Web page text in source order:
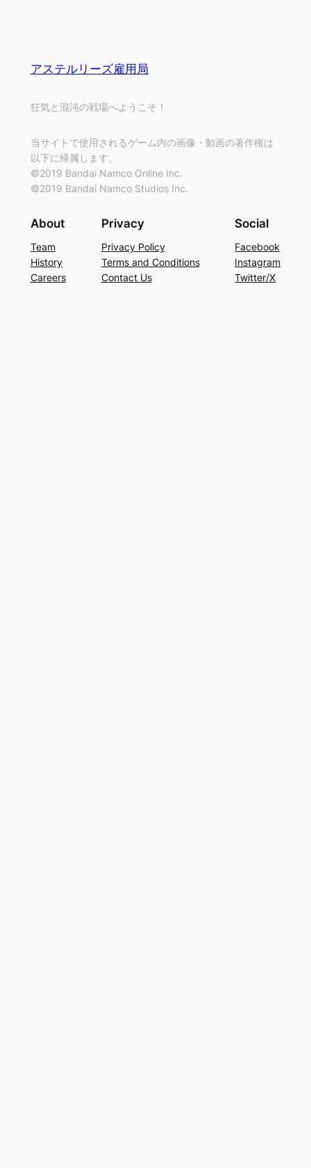
アステルリーズ雇用局
狂気と混沌の戦場へようこそ！
当サイトで使用されるゲーム内の画像・動画の著作権は
以下に帰属します。
©2019 Bandai Namco Online Inc.
©2019 Bandai Namco Studios Inc.
About
Team
History
Careers
Privacy
Privacy Policy
Terms and Conditions
Contact Us
Social
Facebook
Instagram
Twitter/X